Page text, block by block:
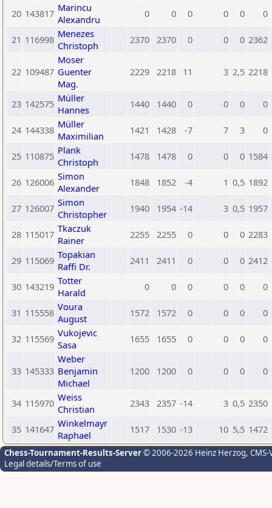
20 143817 Marincu
Alexandru
0 0 0 0 0 0
21 116998 Menezes
Christoph
2370 2370 0 0 0 2362
22 109487
Moser
Guenter
Mag.
2229 2218 11 3 2,5 2218
23 142575 Müller
Hannes
1440 1440 0 0 0 0
24 144338 Müller
Maximilian
1421 1428 -7 7 3 0
25 110875 Plank
Christoph
1478 1478 0 0 0 1584
26 126006 Simon
Alexander
1848 1852 -4 1 0,5 1892
27 126007 Simon
Christopher
1940 1954 -14 3 0,5 1957
28 115017 Tkaczuk
Rainer
2255 2255 0 0 0 2283
29 115069 Topakian
Raffi Dr.
2411 2411 0 0 0 2412
30 143219 Totter
Harald
0 0 0 0 0 0
31 115558 Voura
August
1572 1572 0 0 0 0
32 115569 Vukojevic
Sasa
1655 1655 0 0 0 0
33 145333
Weber
Benjamin
Michael
1200 1200 0 0 0 0
34 115970 Weiss
Christian
2343 2357 -14 3 0,5 2350
35 141647 Winkelmayr
Raphael
1517 1530 -13 10 5,5 1472
Chess-Tournament-Results-Server© 2006-2026 Heinz Herzog,
Legal details/Terms of use